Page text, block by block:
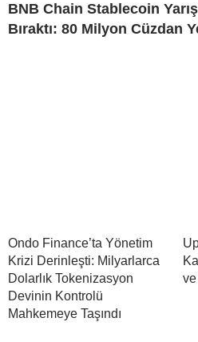
BNB Chain Stablecoin
Bıraktı: 80 Milyon Cüzdan
Ondo Finance’ta Yönetim
Krizi Derinleşti: Milyarlarca
Dolarlık Tokenizasyon
Devinin Kontrolü
Mahkemeye Taşındı